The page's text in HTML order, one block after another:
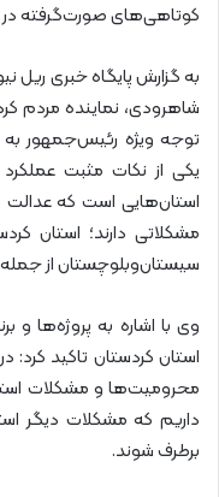
کوتاهی‌های صورت‌گرفته در
به گزارش پایگاه خبری ریل
شاهرودی، نماینده مردم
توجه ویژه رئیس‌جمهور به
یکی از نکات مثبت
استان‌هایی است که عدالت
مشکلاتی دارند؛ استان
سیستان‌وبلوچستان از
وی با اشاره به پروژه‌ها و
استان کردستان تاکید کرد:
محرومیت‌ها و مشکلات
داریم که مشکلات دیگر
برطرف شوند.